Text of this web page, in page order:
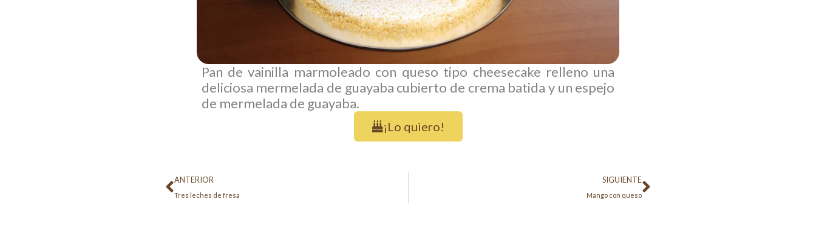
Pan de vainilla marmoleado con queso tipo cheesecake relleno una
deliciosa mermelada de guayaba cubierto de crema batida y un espejo
de mermelada de guayaba.
¡Lo quiero!
ANTERIOR
Tres leches de fresa
SIGUIENTE
Mango con queso